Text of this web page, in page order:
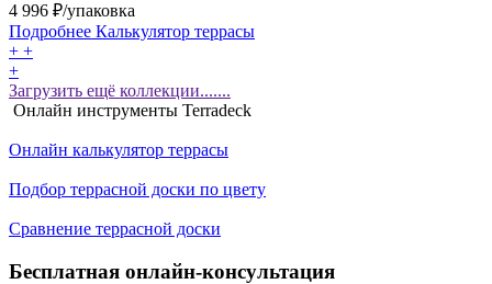
4 996 ₽/упаковка
Подробнее Калькулятор террасы
+ +
+
Загрузить ещё коллекции.......
Онлайн инструменты Terradeck
Онлайн калькулятор террасы
Подбор террасной доски по цвету
Сравнение террасной доски
Бесплатная онлайн-консультация